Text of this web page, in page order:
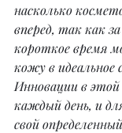
насколько
вперед, так как
короткое время
кожу в идеальное
Инновации в
каждый день, и
свой